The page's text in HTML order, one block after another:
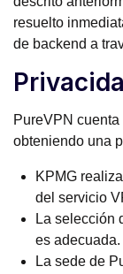
resuelto
de backend a
PureVPN
obteniendo una
KPMG
del servicio
La selección
es adecuada.
La sede de